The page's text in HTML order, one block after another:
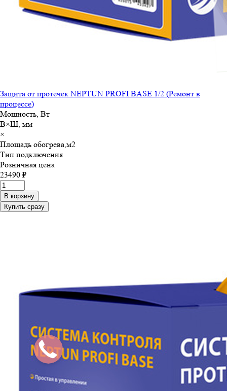
Защита от протечек NEPTUN PROFI BASE 1/2 (Ремонт в
процессе)
Мощность, Вт
В×Ш, мм
×
Площадь обогрева,м2
Тип подключения
Розничная цена
23490 ₽
В корзину
Купить сразу